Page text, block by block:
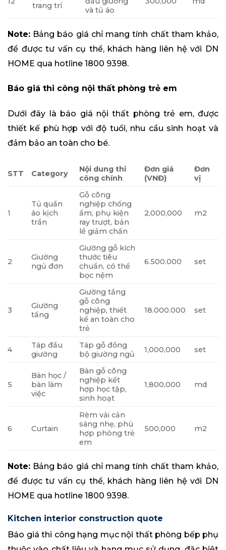
trang trí
và tủ áo
Note: Bảng báo giá chỉ mang tính chất tham khảo,
để được tư vấn cụ thể, khách hàng liên hệ với DN
HOME qua hotline 1800 9398.
Báo giá thi công nội thất phòng trẻ em
Dưới đây là báo giá nội thất phòng trẻ em, được
thiết kế phù hợp với độ tuổi, nhu cầu sinh hoạt và
đảm bảo an toàn cho bé.
STT Category
Nội dung thi
công chính
Đơn giá
(VNĐ)
Đơn
vị
1
Tủ quần
áo kịch
trần
Gỗ công
nghiệp chống
ẩm, phụ kiện
ray trượt, bản
lề giảm chấn
2,000,000 m2
2
Giường
ngủ đơn
Giường gỗ kích
thước tiêu
chuẩn, có thể
bọc nệm
6.500.000 set
3
Giường
tầng
Giường tầng
gỗ công
nghiệp, thiết
kế an toàn cho
trẻ
18.000.000 set
4
Táp đầu
giường
Táp gỗ đồng
bộ giường ngủ
1,000,000 set
5
Bàn học /
bàn làm
việc
Bàn gỗ công
nghiệp kết
hợp học tập,
sinh hoạt
1,800,000 md
6 Curtain
Rèm vải cản
sáng nhẹ, phù
hợp phòng trẻ
em
500,000 m2
Note: Bảng báo giá chỉ mang tính chất tham khảo,
để được tư vấn cụ thể, khách hàng liên hệ với DN
HOME qua hotline 1800 9398.
Kitchen interior construction quote
Báo giá thi công hạng mục nội thất phòng bếp phụ